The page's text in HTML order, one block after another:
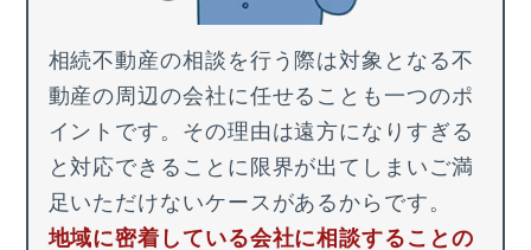
相続不動産の相談を行う際は対象となる不
動産の周辺の会社に任せること も一つのポ
イントです。その理由は遠方になりすぎる
と対応できることに限界が出てしまい ご満
足いただけないケースがあるからです。
地域に密着している会社に相談することの